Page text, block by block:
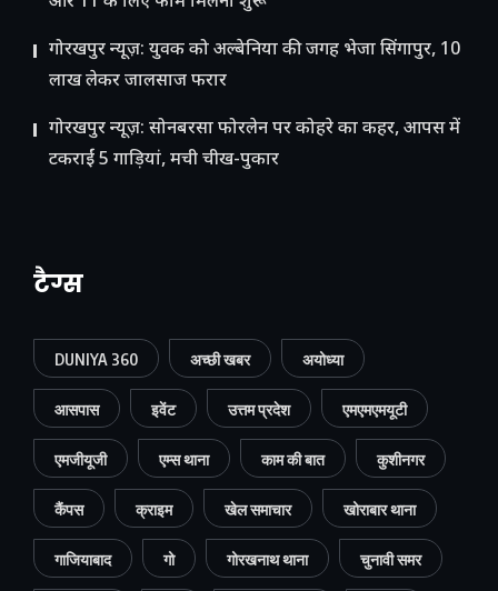
गोरखपुर न्यूज़: युवक को अल्बेनिया की जगह भेजा सिंगापुर, 10
लाख लेकर जालसाज फरार
गोरखपुर न्यूज़: सोनबरसा फोरलेन पर कोहरे का कहर, आपस में
टकराईं 5 गाड़ियां, मची चीख-पुकार
टैग्स
DUNIYA 360 अच्छी खबर अयोध्या
आसपास इवेंट उत्तम प्रदेश एमएमएमयूटी
एमजीयूजी एम्स थाना काम की बात कुशीनगर
कैंपस क्राइम खेल समाचार खोराबार थाना
गाजियाबाद गो गोरखनाथ थाना चुनावी समर